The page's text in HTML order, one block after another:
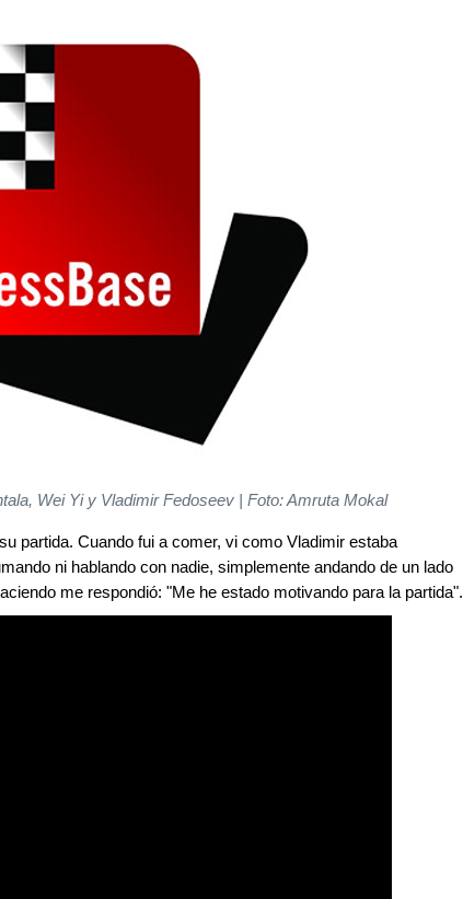
Wei Yi y Vladimir Fedoseev | Foto: Amruta Mokal
partida. Cuando fui a comer, vi como Vladimir estaba
ni hablando con nadie, simplemente andando de un lado
me respondió: "Me he estado motivando para la partida".